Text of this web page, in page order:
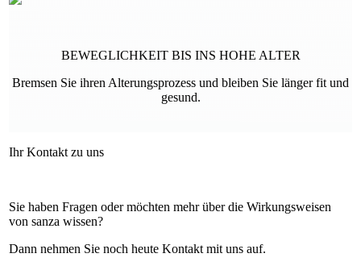
BEWEGLICHKEIT BIS INS HOHE ALTER
Bremsen Sie ihren Alterungsprozess und bleiben Sie länger fit und
gesund.
Ihr Kontakt zu uns
Sie haben Fragen oder möchten mehr über die Wirkungs­weisen
von sanza wissen?
Dann nehmen Sie noch heute Kontakt mit uns auf.